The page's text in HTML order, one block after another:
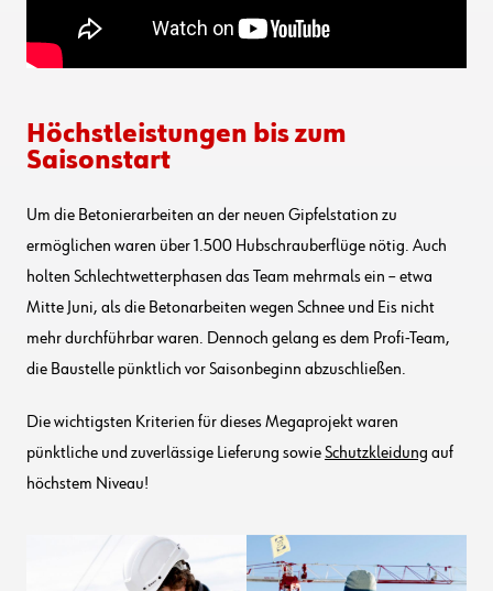
Höchstleistungen bis zum
Saisonstart
Um die Betonierarbeiten an der neuen Gipfelstation zu
ermöglichen waren über 1.500 Hubschrauberflüge nötig. Auch
holten Schlechtwetterphasen das Team mehrmals ein – etwa
Mitte Juni, als die Betonarbeiten wegen Schnee und Eis nicht
mehr durchführbar waren. Dennoch gelang es dem Profi-Team,
die Baustelle pünktlich vor Saisonbeginn abzuschließen.
Die wichtigsten Kriterien für dieses Megaprojekt waren
pünktliche und zuverlässige Lieferung sowieSchutzkleidung auf
höchstem Niveau!